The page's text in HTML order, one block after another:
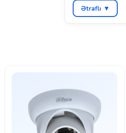
2.8 mm sabit
olunmasını təmin
Ətraflı ▼